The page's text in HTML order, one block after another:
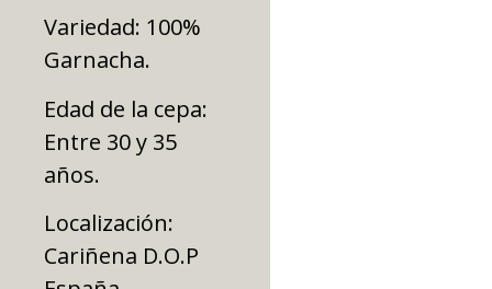
Variedad: 100%
Garnacha.
Edad de la cepa:
Entre 30 y 35
años.
Localización:
Cariñena D.O.P